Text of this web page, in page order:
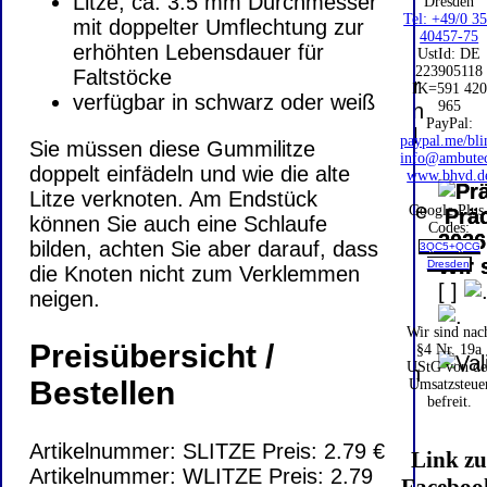
mit doppelter Umflechtung zur
erhöhten Lebensdauer für
Faltstöcke
verfügbar in schwarz oder weiß
Sie müssen diese Gummilitze
doppelt einfädeln und wie die alte
Litze verknoten. Am Endstück
können Sie auch eine Schlaufe
bilden, achten Sie aber darauf, dass
die Knoten nicht zum Verklemmen
neigen.
Preisübersicht /
Bestellen
Artikelnummer: SLITZE Preis: 2.79 €
Artikelnummer: WLITZE Preis: 2.79
Tel: +49/0
40457-75
UstId:DE
223905118
IK=591 420
965
PayPal:
paypal.me/
Google
Codes:
3QC5+QCG
Dresden
Wir sind
§4 Nr. 19a
UStG von
befreit.
Link zu
PayPal: 20.00
€
Der Versand erfolgt
als versichertes
Selbstabholung
vom Büro oder
von
Ausstellungen:
0.00 €
Bei dieser
Versandart
erhalten Sie per
Email z.B. einen
Lizenzschlüssel
und die
Rechnung /
Lieferschein. Sie
erhalten also
keinen
Datenträger
Die in diesem Dokument genannten
Warenzeichen sind Eigentum der jeweiligen
Firmen. Preisänderungen, Irrtümer und
letzte Änderung: 5. August 2026 Blinden
Hilfsmittel Vertrieb Dresden,
2026
Wir
[ ]